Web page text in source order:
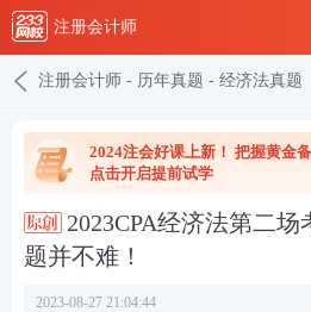
注册会计师
注册会计师 - 历年真题 - 经济法真题
2024注会好课上新！ 把握黄金
点击开启提前试学
2023CPA经济法第二
题并不难！
2023-08-27 21:04:44